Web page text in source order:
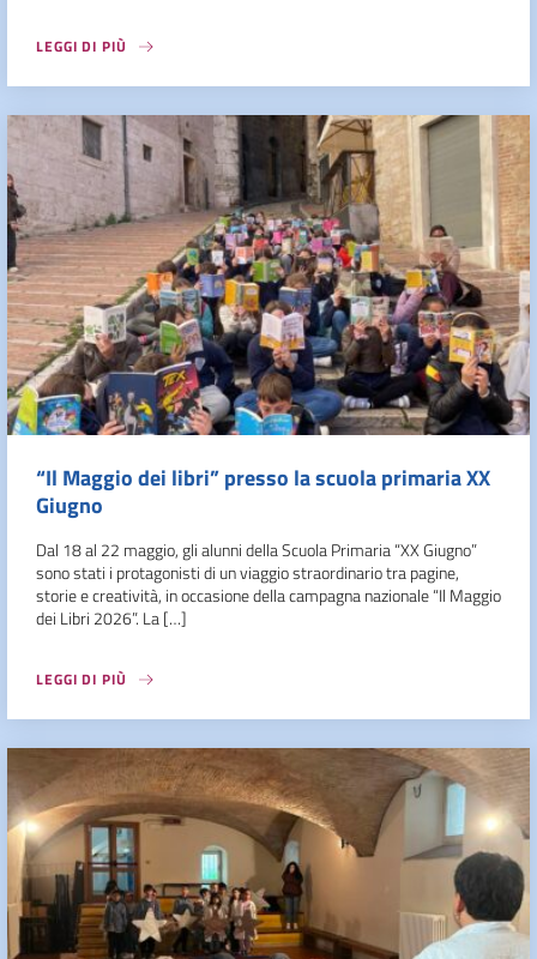
LEGGI DI PIÙ
“Il Maggio dei libri” presso la scuola primaria XX
Giugno
Dal 18 al 22 maggio, gli alunni della Scuola Primaria “XX Giugno”
sono stati i protagonisti di un viaggio straordinario tra pagine,
storie e creatività, in occasione della campagna nazionale “Il Maggio
dei Libri 2026”. La […]
LEGGI DI PIÙ